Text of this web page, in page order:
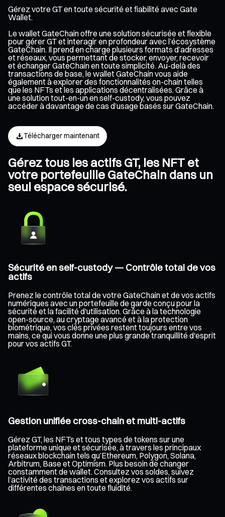
Gérez votre GT en toute sécurité et fiabilité avec Gate
Wallet.
Le wallet GateChain offre une solution sécurisée et flexible
pour gérer GT et interagir en profondeur avec l’écosystème
GateChain. Il prend en charge plusieurs formats d’adresses
et réseaux, vous permettant de stocker, envoyer, recevoir
et échanger GateChain en toute simplicité. Au-delà des
transactions de base, le wallet GateChain vous aide
également à explorer des fonctionnalités on-chain telles
que les NFTs et les applications décentralisées. Grâce à
une solution tout-en-un en self-custody, vous pouvez
accéder à davantage de cas d’usage basés sur GateChain.
Télécharger maintenant
Gérez tous les actifs GT, les NFT et
votre portefeuille GateChain dans un
seul espace sécurisé.
Sécurité en self-custody — Contrôle total de vos
actifs
Prenez le contrôle total de votre GateChain et de vos actifs
numériques avec un portefeuille de garde conçu pour la
sécurité et la facilité d'utilisation. Grâce à la technologie
open-source, au cryptage avancé et à la protection
biométrique, vos clés privées restent toujours entre vos
mains, ce qui vous donne une plus grande tranquillité d'esprit
pour vos actifs GT.
Gestion unifiée cross-chain et multi-actifs
Gérez GT, les NFTs et tous types de tokens sur une
plateforme unique et sécurisée, à travers les principaux
réseaux blockchain tels qu’Ethereum, Polygon, Solana,
Arbitrum, Base et Optimism. Plus besoin de changer
constamment de wallet. Consultez vos soldes, suivez
l’activité des transactions et explorez vos actifs sur
différentes chaînes en toute fluidité.